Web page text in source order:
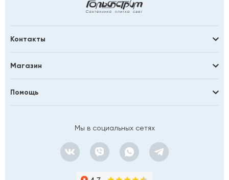
Контакты
Магазин
Помощь
Мы в социальных сетях